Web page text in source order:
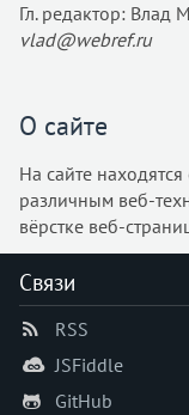
scrollbar-width
tab-size
text-align-last
text-decoration
text-decoration-
text-decoration-line
text-decoration-style
text-decoration-
text-emphasis
text-emphasis-color
Гл. редактор: Влад
vlad@webref.ru
О сайте
На сайте
различным веб-
вёрстке веб-
Связи
RSS
JSFiddle
GitHub